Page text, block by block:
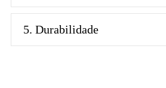
5. Durabilidade